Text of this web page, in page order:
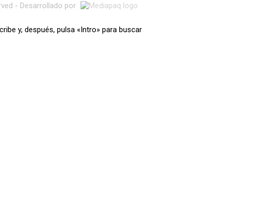
- Desarrollado por
y, después, pulsa «Intro» para buscar